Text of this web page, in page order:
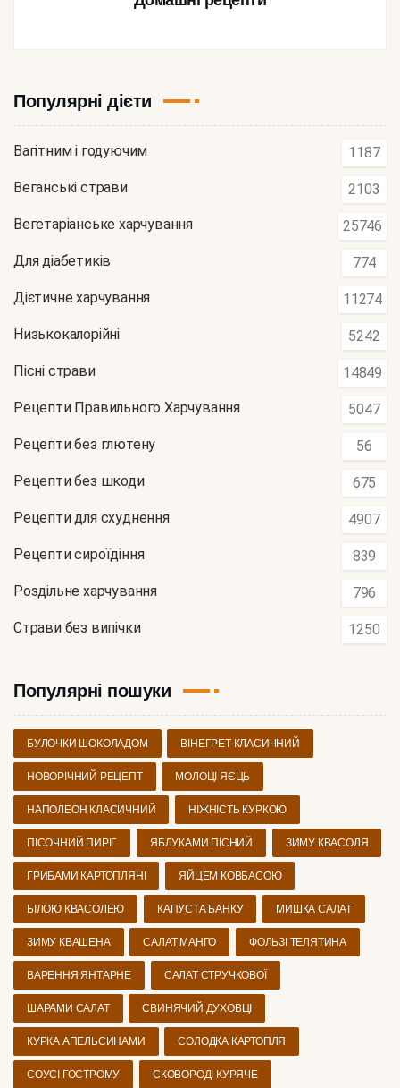
Популярні дієти
Вагітним і годуючим 1187
Веганські страви 2103
Вегетаріанське харчування 25746
Для діабетиків 774
Дієтичне харчування 11274
Низькокалорійні 5242
Пісні страви 14849
Рецепти Правильного Харчування 5047
Рецепти без глютену 56
Рецепти без шкоди 675
Рецепти для схуднення 4907
Рецепти сироїдіння 839
Роздільне харчування 796
Страви без випічки 1250
Популярні пошуки
БУЛОЧКИ ШОКОЛАДОМ ВІНЕГРЕТ КЛАСИЧНИЙ
НОВОРІЧНИЙ РЕЦЕПТ МОЛОЦІ ЯЄЦЬ
НАПОЛЕОН КЛАСИЧНИЙ НІЖНІСТЬ КУРКОЮ
ПІСОЧНИЙ ПИРІГ ЯБЛУКАМИ ПІСНИЙ ЗИМУ КВАСОЛЯ
ГРИБАМИ КАРТОПЛЯНІ ЯЙЦЕМ КОВБАСОЮ
БІЛОЮ КВАСОЛЕЮ КАПУСТА БАНКУ МИШКА САЛАТ
ЗИМУ КВАШЕНА САЛАТ МАНГО ФОЛЬЗІ ТЕЛЯТИНА
ВАРЕННЯ ЯНТАРНЕ САЛАТ СТРУЧКОВОЇ
ШАРАМИ САЛАТ СВИНЯЧИЙ ДУХОВЦІ
КУРКА АПЕЛЬСИНАМИ СОЛОДКА КАРТОПЛЯ
СОУСІ ГОСТРОМУ СКОВОРОДІ КУРЯЧЕ